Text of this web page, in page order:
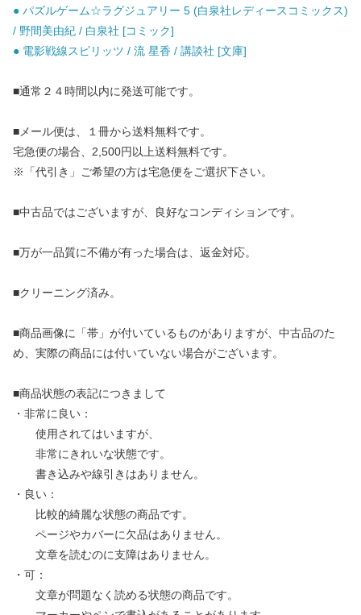
● パズルゲーム☆ラグジュアリー 5 (白泉社レディースコミックス)
/ 野間美由紀 / 白泉社 [コミック]
● 電影戦線スピリッツ / 流 星香 / 講談社 [文庫]
■通常２４時間以内に発送可能です。
■メール便は、１冊から送料無料です。
宅急便の場合、2,500円以上送料無料です。
※「代引き」ご希望の方は宅急便をご選択下さい。
■中古品ではございますが、良好なコンディションです。
■万が一品質に不備が有った場合は、返金対応。
■クリーニング済み。
■商品画像に「帯」が付いているものがありますが、中古品のた
め、実際の商品には付いていない場合がございます。
■商品状態の表記につきまして
・非常に良い：
使用されてはいますが、
非常にきれいな状態です。
書き込みや線引きはありません。
・良い：
比較的綺麗な状態の商品です。
ページやカバーに欠品はありません。
文章を読むのに支障はありません。
・可：
文章が問題なく読める状態の商品です。